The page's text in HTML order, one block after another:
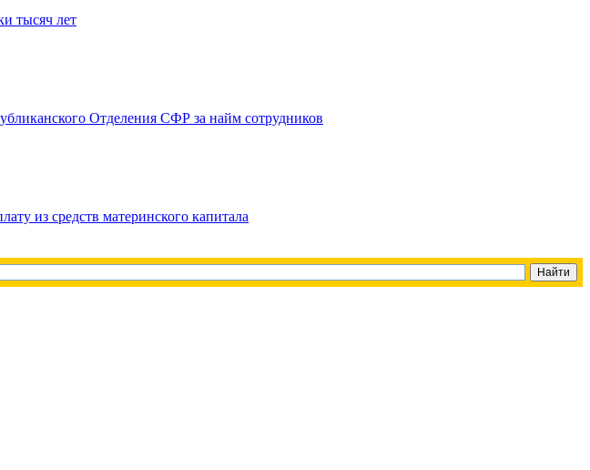
тысяч лет
Отделения СФР за найм сотрудников
из средств материнского капитала